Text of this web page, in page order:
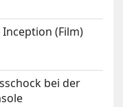
(Film)
bei der